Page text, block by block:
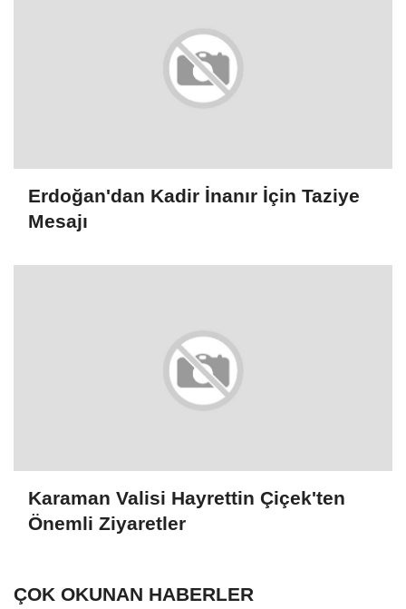
Erdoğan'dan Kadir İnanır İçin Taziye
Mesajı
Karaman Valisi Hayrettin Çiçek'ten
Önemli Ziyaretler
ÇOK OKUNAN HABERLER